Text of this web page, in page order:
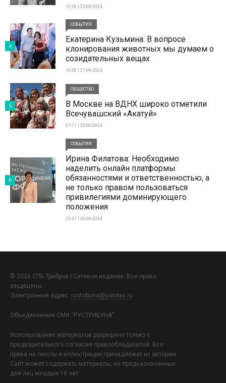
16:36 | 23-06-2024
СОБЫТИЯ
Екатерина Кузьмина: В вопросе
клонирования животных мы думаем о
созидательных вещах
16:38 | 21-06-2024
4
ОБЩЕСТВО
В Москве на ВДНХ широко отметили
Всечувашский «Акатуй»
07:17 | 20-06-2024
5
СОБЫТИЯ
Ирина Филатова: Необходимо
наделить онлайн платформы
обязанностями и ответственностью, а
не только правом пользоваться
привилегиями доминирующего
положения
23:31 | 26-06-2024
6
© 2026 СПБ Трибуна | Сетевое издание. Все права
защищены.
Электронный адрес: rustribuna@yandex.ru
Объединенные СМИ “РУСТРИБУНА”
Использование материалов разрешено только с
предварительного согласия правообладателей. Все
права на тексты и иллюстрации принадлежат их авторам.
Сайт может содержать материалы, не предназначенные
для лиц младше 18 лет.